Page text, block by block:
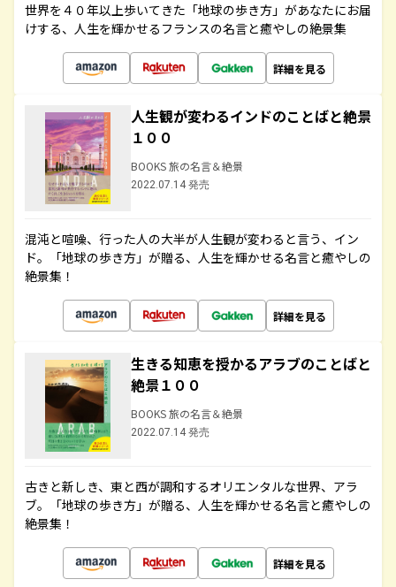
世界を４０年以上歩いてきた「地球の歩き方」があなたにお届
けする、人生を輝かせるフランスの名言と癒やしの絶景集
詳細を見る
人生観が変わるインドのことばと絶景
１００
BOOKS 旅の名言＆絶景
2022.07.14 発売
混沌と喧噪、行った人の大半が人生観が変わると言う、イン
ド。「地球の歩き方」が贈る、人生を輝かせる名言と癒やしの
絶景集！
詳細を見る
生きる知恵を授かるアラブのことばと
絶景１００
BOOKS 旅の名言＆絶景
2022.07.14 発売
古きと新しき、東と西が調和するオリエンタルな世界、アラ
ブ。「地球の歩き方」が贈る、人生を輝かせる名言と癒やしの
絶景集！
詳細を見る